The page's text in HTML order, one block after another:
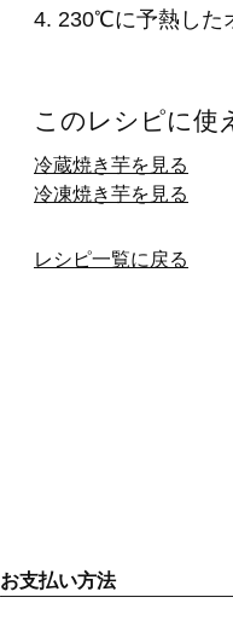
4. 230℃に予熱した
このレシピに使
冷蔵焼き芋を見る
冷凍焼き芋を見る
レシピ一覧に戻る
お支払い方法